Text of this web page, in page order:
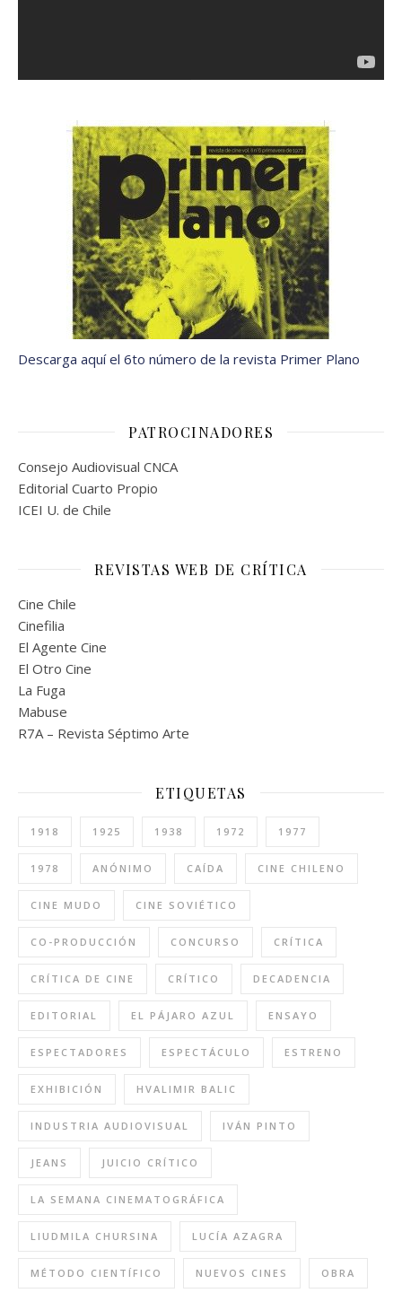
Descarga aquí el 6to número de la revista Primer Plano
PATROCINADORES
Consejo Audiovisual CNCA
Editorial Cuarto Propio
ICEI U. de Chile
REVISTAS WEB DE CRÍTICA
Cine Chile
Cinefilia
El Agente Cine
El Otro Cine
La Fuga
Mabuse
R7A – Revista Séptimo Arte
ETIQUETAS
1918 1925 1938 1972 1977
1978 ANÓNIMO CAÍDA CINE CHILENO
CINE MUDO CINE SOVIÉTICO
CO-PRODUCCIÓN CONCURSO CRÍTICA
CRÍTICA DE CINE CRÍTICO DECADENCIA
EDITORIAL EL PÁJARO AZUL ENSAYO
ESPECTADORES ESPECTÁCULO ESTRENO
EXHIBICIÓN HVALIMIR BALIC
INDUSTRIA AUDIOVISUAL IVÁN PINTO
JEANS JUICIO CRÍTICO
LA SEMANA CINEMATOGRÁFICA
LIUDMILA CHURSINA LUCÍA AZAGRA
MÉTODO CIENTÍFICO NUEVOS CINES OBRA